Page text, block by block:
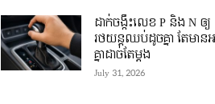
ដាក់ចង្កឹះលេខ P និង N ឲ្យ
រថយន្តឈប់ដូចគ្នា តែមា
គ្នាដាច់តែម្តង
July 31, 2026